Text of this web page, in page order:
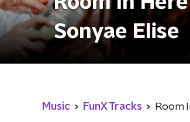
Sonyae Elise
Music FunX Tracks Room